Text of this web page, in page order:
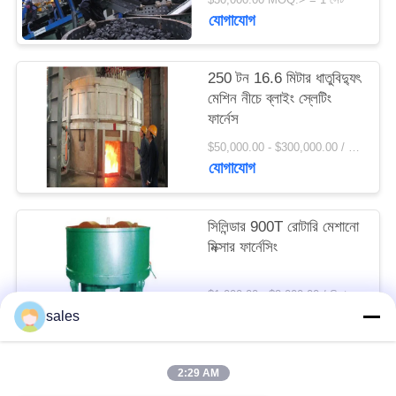
সাইট
ম্যাপ
PRIVACY
POLICY
যোগাযোগ
250 টন 16.6 মিটার ধাতুবিদ্যুৎ
মেশিন নীচে ব্লাইং স্লেটিং
ফার্নেস
$50,000.00 - $300,000.00 / Set MOQ:1 সেট / সেট
যোগাযোগ
সিলিন্ডার 900T রোটারি মেশানো
মিক্সার ফার্নেসিং
$1,000.00 - $2,000.00 / Set MOQ:1 সেট / সেট
sales
2:29 AM